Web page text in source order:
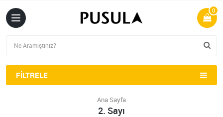
0
FILTRELE
Ana Sayfa
2. Sayı